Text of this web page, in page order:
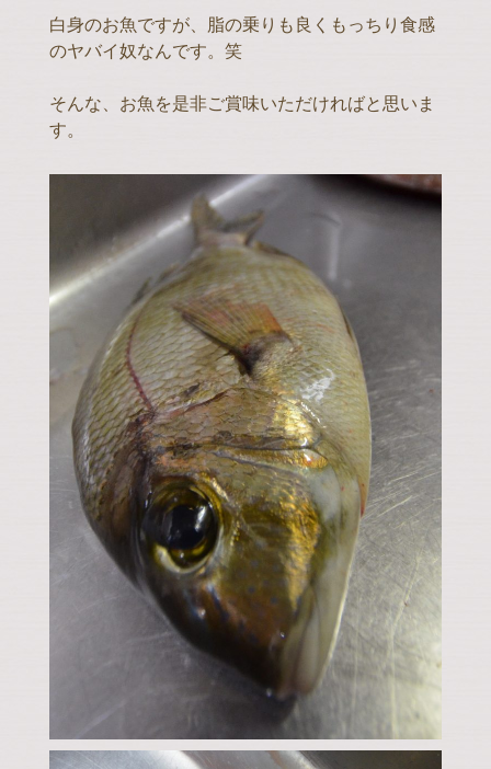
白身のお魚ですが、脂の乗りも良くもっちり食感
のヤバイ奴なんです。笑
そんな、お魚を是非ご賞味いただければと思いま
す。